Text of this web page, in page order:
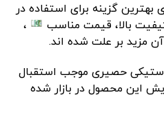
گزینه برای استفاده در
بالا، قیمت مناسب
،
مزید بر علت شده اند.
حصیری موجب استقبال
این محصول در بازار شده